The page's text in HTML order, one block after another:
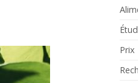
Prix